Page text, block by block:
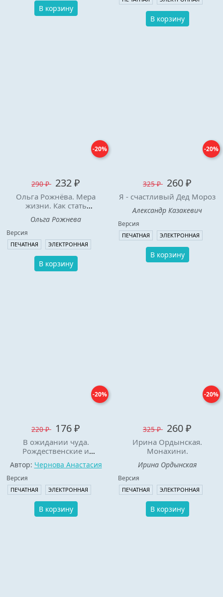
В корзину
В корзину
-20%
290 ₽ 232 ₽
Ольга Рожнёва. Мера
жизни. Как стать
счастливым
Ольга Рожнева
Версия
ПЕЧАТНАЯ ЭЛЕКТРОННАЯ
В корзину
-20%
325 ₽ 260 ₽
Я - счастливый Дед Мороз
Александр Казакевич
Версия
ПЕЧАТНАЯ ЭЛЕКТРОННАЯ
В корзину
-20%
220 ₽ 176 ₽
В ожидании чуда.
Рождественские и
святочные рассказы
Автор: Чернова Анастасия
Версия
ПЕЧАТНАЯ ЭЛЕКТРОННАЯ
В корзину
-20%
325 ₽ 260 ₽
Ирина Ордынская.
Монахини.
Ирина Ордынская
Версия
ПЕЧАТНАЯ ЭЛЕКТРОННАЯ
В корзину